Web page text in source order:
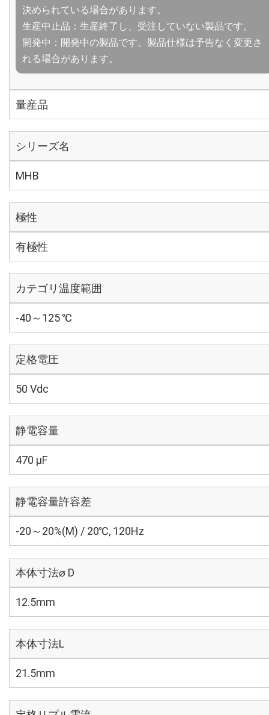
決められている場合があります。
生産中止品：生産終了し、受注していない製品です。
開発中：開発中の製品です。製品仕様は予告なく変更さ
れる場合があります。
量産品
シリーズ名
MHB
極性
有極性
カテゴリ温度範囲
-40～125 ℃
定格電圧
50 Vdc
静電容量
470 µF
静電容量許容差
-20～20%(M) / 20℃, 120Hz
本体寸法⌀ D
12.5mm
本体寸法L
21.5mm